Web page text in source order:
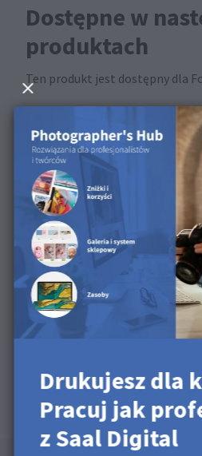
Dostępne w
produktach
Ten produkt jest dostępny dla
Odkryj
naszym filmie
Drukujesz dla
Pracuj jak
z Saal Digital